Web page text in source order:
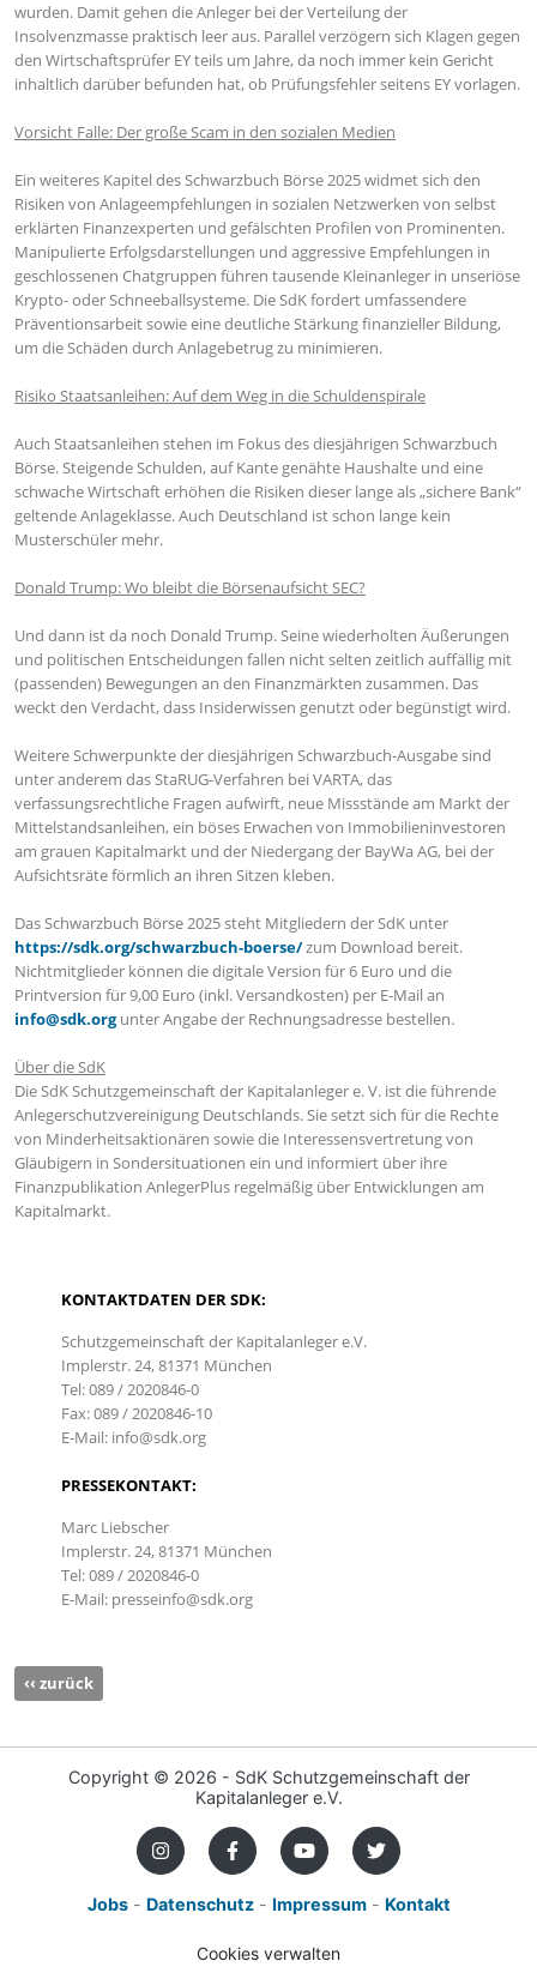
wurden. Damit gehen die Anleger bei der Verteilung der
Insolvenzmasse praktisch leer aus. Parallel verzögern sich Klagen gegen
den Wirtschaftsprüfer EY teils um Jahre, da noch immer kein Gericht
inhaltlich darüber befunden hat, ob Prüfungsfehler seitens EY vorlagen.
Vorsicht Falle: Der große Scam in den sozialen Medien
Ein weiteres Kapitel des Schwarzbuch Börse 2025 widmet sich den
Risiken von Anlageempfehlungen in sozialen Netzwerken von selbst
erklärten Finanzexperten und gefälschten Profilen von Prominenten.
Manipulierte Erfolgsdarstellungen und aggressive Empfehlungen in
geschlossenen Chatgruppen führen tausende Kleinanleger in unseriöse
Krypto- oder Schneeballsysteme. Die SdK fordert umfassendere
Präventionsarbeit sowie eine deutliche Stärkung finanzieller Bildung,
um die Schäden durch Anlagebetrug zu minimieren.
Risiko Staatsanleihen: Auf dem Weg in die Schuldenspirale
Auch Staatsanleihen stehen im Fokus des diesjährigen Schwarzbuch
Börse. Steigende Schulden, auf Kante genähte Haushalte und eine
schwache Wirtschaft erhöhen die Risiken dieser lange als „sichere Bank“
geltende Anlageklasse. Auch Deutschland ist schon lange kein
Musterschüler mehr.
Donald Trump: Wo bleibt die Börsenaufsicht SEC?
Und dann ist da noch Donald Trump. Seine wiederholten Äußerungen
und politischen Entscheidungen fallen nicht selten zeitlich auffällig mit
(passenden) Bewegungen an den Finanzmärkten zusammen. Das
weckt den Verdacht, dass Insiderwissen genutzt oder begünstigt wird.
Weitere Schwerpunkte der diesjährigen Schwarzbuch-Ausgabe sind
unter anderem das StaRUG-Verfahren bei VARTA, das
verfassungsrechtliche Fragen aufwirft, neue Missstände am Markt der
Mittelstandsanleihen, ein böses Erwachen von Immobilieninvestoren
am grauen Kapitalmarkt und der Niedergang der BayWa AG, bei der
Aufsichtsräte förmlich an ihren Sitzen kleben.
Das Schwarzbuch Börse 2025 steht Mitgliedern der SdK unter
https://sdk.org/schwarzbuch-boerse/zum Download bereit.
Nichtmitglieder können die digitale Version für 6 Euro und die
Printversion für 9,00 Euro (inkl. Versandkosten) per E-Mail an
info@sdk.orgunter Angabe der Rechnungsadresse bestellen.
Über die SdK
Die SdK Schutzgemeinschaft der Kapitalanleger e. V. ist die führende
Anlegerschutzvereinigung Deutschlands. Sie setzt sich für die Rechte
von Minderheitsaktionären sowie die Interessensvertretung von
Gläubigern in Sondersituationen ein und informiert über ihre
Finanzpublikation AnlegerPlus regelmäßig über Entwicklungen am
Kapitalmarkt.
KONTAKTDATEN DER SDK:
Schutzgemeinschaft der Kapitalanleger e.V.
Implerstr. 24, 81371 München
Tel: 089 / 2020846-0
Fax: 089 / 2020846-10
E-Mail: info@sdk.org
PRESSEKONTAKT:
Marc Liebscher
Implerstr. 24, 81371 München
Tel: 089 / 2020846-0
E-Mail: presseinfo@sdk.org
‹‹ zurück
Copyright © 2026 - SdK Schutzgemeinschaft der
Kapitalanleger e.V.
Jobs- Datenschutz- Impressum- Kontakt
Cookies verwalten